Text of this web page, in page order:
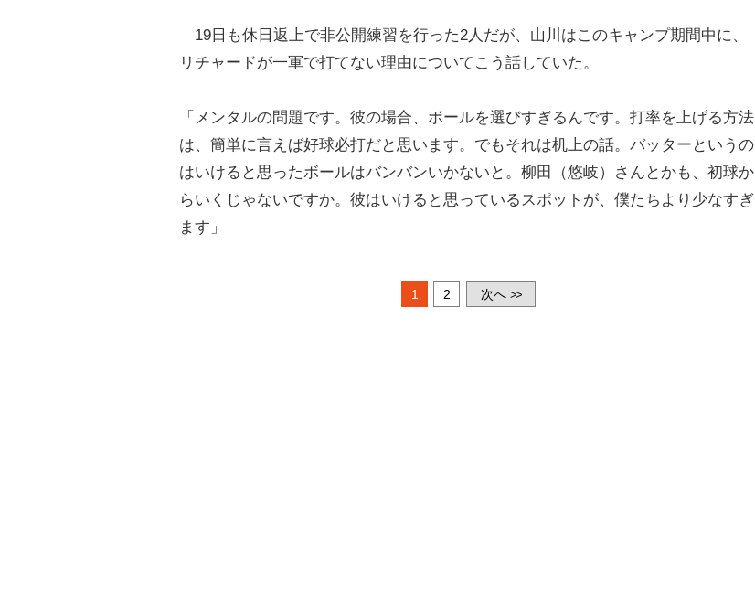
19日も休日返上で非公開練習を行った2人だが、山川はこのキャンプ期間中に、
リチャードが一軍で打てない理由についてこう話していた。
「メンタルの問題です。彼の場合、ボールを選びすぎるんです。打率を上げる方法
は、簡単に言えば好球必打だと思います。でもそれは机上の話。バッターというの
はいけると思ったボールはバンバンいかないと。柳田（悠岐）さんとかも、初球か
らいくじゃないですか。彼はいけると思っているスポットが、僕たちより少なすぎ
ます」
1 2 次へ >>